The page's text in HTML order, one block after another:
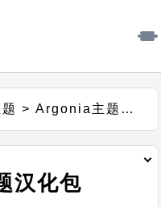
>Argonia主题汉化包
汉化包